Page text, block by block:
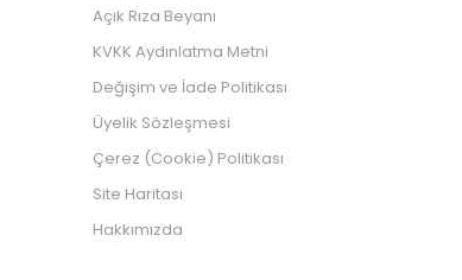
Açık Rıza Beyanı
KVKK Aydınlatma Metni
Değişim ve İade Politikası
Üyelik Sözleşmesi
Çerez (Cookie) Politikası
Site Haritası
Hakkımızda